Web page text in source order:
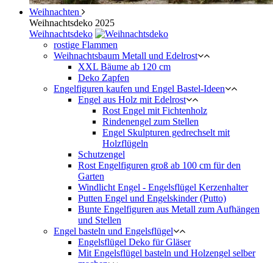
Weihnachten
Weihnachtsdeko 2025
Weihnachtsdeko
rostige Flammen
Weihnachtsbaum Metall und Edelrost
XXL Bäume ab 120 cm
Deko Zapfen
Engelfiguren kaufen und Engel Bastel-Ideen
Engel aus Holz mit Edelrost
Rost Engel mit Fichtenholz
Rindenengel zum Stellen
Engel Skulpturen gedrechselt mit
Holzflügeln
Schutzengel
Rost Engelfiguren groß ab 100 cm für den
Garten
Windlicht Engel - Engelsflügel Kerzenhalter
Putten Engel und Engelskinder (Putto)
Bunte Engelfiguren aus Metall zum Aufhängen
und Stellen
Engel basteln und Engelsflügel
Engelsflügel Deko für Gläser
Mit Engelsflügel basteln und Holzengel selber